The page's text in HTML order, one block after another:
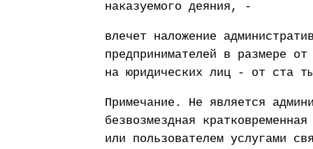
наказуемого деяния, -
влечет наложение
предпринимателей в размере
на юридических лиц - от ста
Примечание. Не является
безвозмездная
или пользователем услугами